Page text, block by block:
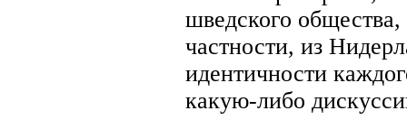
шведского
частности, из
идентичности
какую-либо